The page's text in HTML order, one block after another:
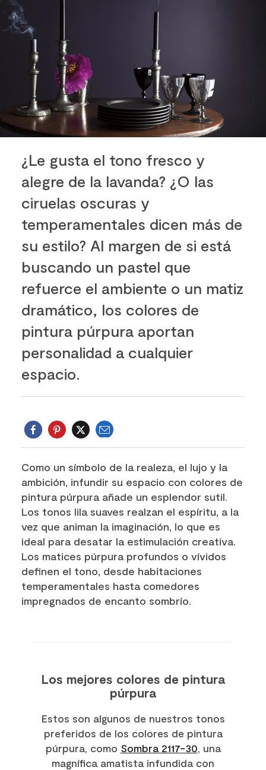
¿Le gusta el tono fresco y
alegre de la lavanda? ¿O las
ciruelas oscuras y
temperamentales dicen más de
su estilo? Al margen de si está
buscando un pastel que
refuerce el ambiente o un matiz
dramático, los colores de
pintura púrpura aportan
personalidad a cualquier
espacio.
Twitter
E-
mail
Como un símbolo de la realeza, el lujo y la
ambición, infundir su espacio con colores de
pintura púrpura añade un esplendor sutil.
Los tonos lila suaves realzan el espíritu, a la
vez que animan la imaginación, lo que es
ideal para desatar la estimulación creativa.
Los matices púrpura profundos o vívidos
definen el tono, desde habitaciones
temperamentales hasta comedores
impregnados de encanto sombrío.
Los mejores colores de pintura
púrpura
Estos son algunos de nuestros tonos
preferidos de los colores de pintura
púrpura, como Sombra 2117-30, una
magnífica amatista infundida con